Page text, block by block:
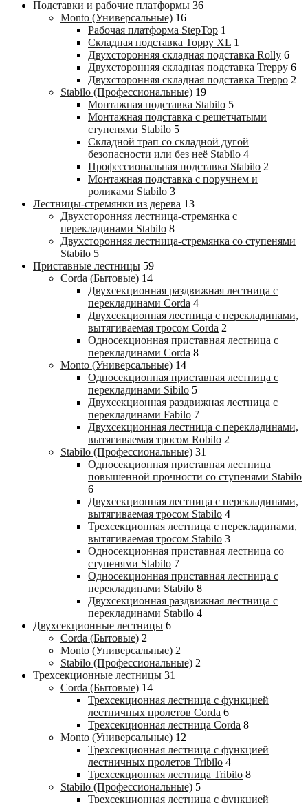
Подставки и рабочие платформы 36
Monto (Универсальные) 16
Рабочая платформа StepTop 1
Складная подставка Toppy XL 1
Двухсторонняя складная подставка Rolly 6
Двухсторонняя складная подставка Treppy 6
Двухсторонняя складная подставка Treppo 2
Stabilo (Профессиональные) 19
Монтажная подставка Stabilo 5
Монтажная подставка с решетчатыми
ступенями Stabilo 5
Складной трап со складной дугой
безопасности или без неё Stabilo 4
Профессиональная подставка Stabilo 2
Монтажная подставка с поручнем и
роликами Stabilo 3
Лестницы-стремянки из дерева 13
Двухсторонняя лестница-стремянка с
перекладинами Stabilo 8
Двухсторонняя лестница-стремянка со ступенями
Stabilo 5
Приставные лестницы 59
Corda (Бытовые) 14
Двухсекционная раздвижная лестница с
перекладинами Corda 4
Двухсекционная лестница с перекладинами,
вытягиваемая тросом Corda 2
Односекционная приставная лестница с
перекладинами Corda 8
Monto (Универсальные) 14
Односекционная приставная лестница с
перекладинами Sibilo 5
Двухсекционная раздвижная лестница с
перекладинами Fabilo 7
Двухсекционная лестница с перекладинами,
вытягиваемая тросом Robilo 2
Stabilo (Профессиональные) 31
Односекционная приставная лестница
повышенной прочности со ступенями Stabilo
6
Двухсекционная лестница с перекладинами,
вытягиваемая тросом Stabilo 4
Трехсекционная лестница с перекладинами,
вытягиваемая тросом Stabilo 3
Односекционная приставная лестница со
ступенями Stabilo 7
Односекционная приставная лестница с
перекладинами Stabilo 8
Двухсекционная раздвижная лестница с
перекладинами Stabilo 4
Двухсекционные лестницы 6
Corda (Бытовые) 2
Monto (Универсальные) 2
Stabilo (Профессиональные) 2
Трехсекционные лестницы 31
Corda (Бытовые) 14
Трехсекционная лестница с функцией
лестничных пролетов Corda 6
Трехсекционная лестница Corda 8
Monto (Универсальные) 12
Трехсекционная лестница с функцией
лестничных пролетов Tribilo 4
Трехсекционная лестница Tribilo 8
Stabilo (Профессиональные) 5
Трехсекционная лестница с функцией